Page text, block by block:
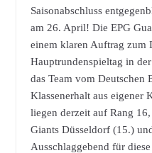
Saisonabschluss
am 26. April! Die EPG
einem klaren Auftrag zum
Hauptrundenspieltag in
das Team vom Deutschen
Klassenerhalt aus eigener
liegen derzeit auf Rang
Giants Düsseldorf (15.)
Ausschlaggebend für